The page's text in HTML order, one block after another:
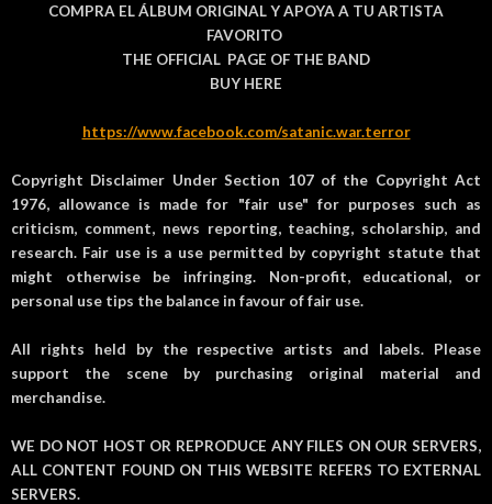
COMPRA EL ÁLBUM ORIGINAL Y APOYA A TU ARTISTA
FAVORITO
THE OFFICIAL PAGE OF THE BAND
BUY HERE
https://www.facebook.com/satanic.war.terror
Copyright Disclaimer Under Section 107 of the Copyright Act
1976, allowance is made for "fair use" for purposes such as
criticism, comment, news reporting, teaching, scholarship, and
research. Fair use is a use permitted by copyright statute that
might otherwise be infringing. Non-profit, educational, or
personal use tips the balance in favour of fair use.
All rights held by the respective artists and labels. Please
support the scene by purchasing original material and
merchandise.
WE DO NOT HOST OR REPRODUCE ANY FILES ON OUR SERVERS,
ALL CONTENT FOUND ON THIS WEBSITE REFERS TO EXTERNAL
SERVERS.